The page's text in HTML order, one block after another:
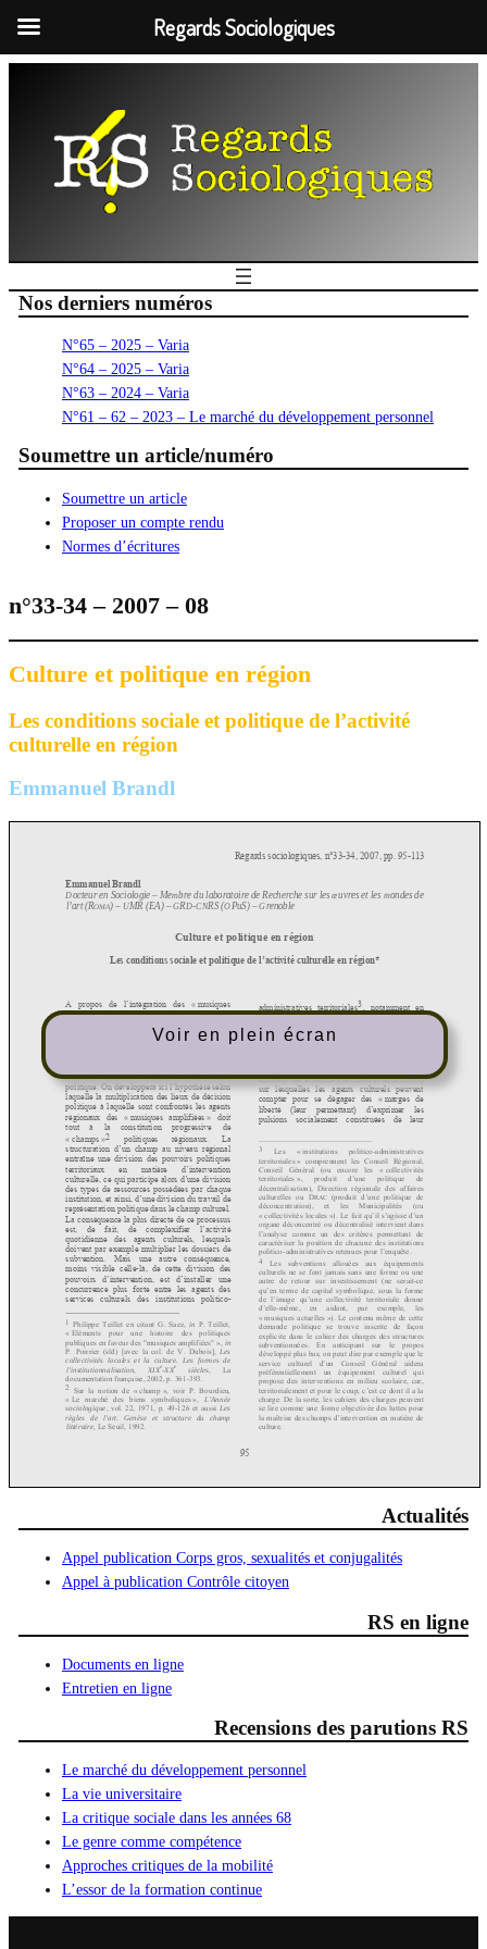
Nos derniers numéros
N°65 – 2025 – Varia
N°64 – 2025 – Varia
N°63 – 2024 – Varia
N°61 – 62 – 2023 – Le marché du développement personnel
Soumettre un article/numéro
Soumettre un article
Proposer un compte rendu
Normes d’écritures
n°33-34 – 2007 – 08
Culture et politique en région
Les conditions sociale et politique de l’activité
culturelle en région
Emmanuel Brandl
Voir en plein écran
Actualités
Appel publication Corps gros, sexualités et conjugalités
Appel à publication Contrôle citoyen
RS en ligne
Documents en ligne
Entretien en ligne
Recensions des parutions RS
Le marché du développement personnel
La vie universitaire
La critique sociale dans les années 68
Le genre comme compétence
Approches critiques de la mobilité
L’essor de la formation continue
Regards Sociologiques